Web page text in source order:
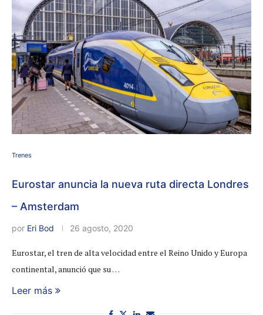
Trenes
Eurostar anuncia la nueva ruta directa Londres
– Amsterdam
por Eri Bod 26 agosto, 2020
Eurostar, el tren de alta velocidad entre el Reino Unido y Europa
continental, anunció que su …
Leer más